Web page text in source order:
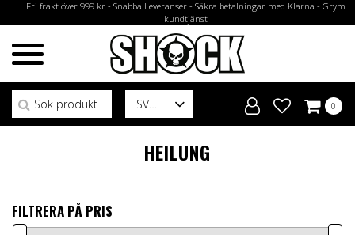
Fri frakt över 999 kr - Snabba Leveranser - Säkra betalningar med Klarna - Grym
kundtjänst
SV
Sök efter:
0
HEILUNG
FILTRERA PÅ PRIS